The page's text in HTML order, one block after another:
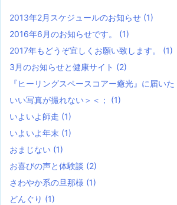
2013年2月スケジュールのお知らせ (1)
2016年6月のお知らせです。 (1)
2017年もどうぞ宜しくお願い致します。 (1)
3月のお知らせと健康サイト (2)
『ヒーリングスペースコアー癒光』に届いた
いい写真が撮れない＞＜； (1)
いよいよ師走 (1)
いよいよ年末 (1)
おまじない (1)
お喜びの声と体験談 (2)
さわやか系の旦那様 (1)
どんぐり (1)